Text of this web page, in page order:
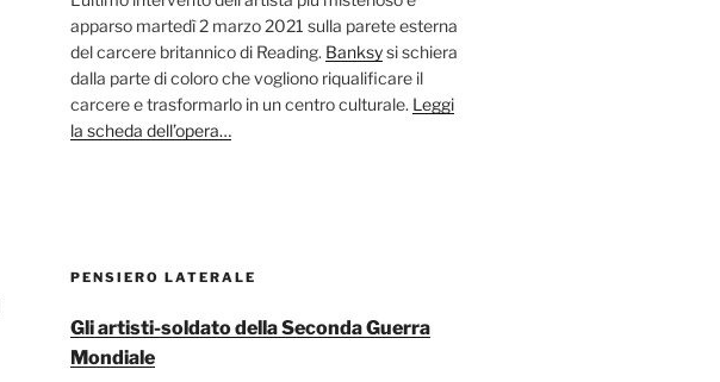
apparso martedì 2 marzo 2021 sulla parete esterna
del carcere britannico di Reading. Banksysi schiera
dalla parte di coloro che vogliono riqualificare il
carcere e trasformarlo in un centro culturale. Leggi
la scheda dell’opera…
PENSIERO LATERALE
Gli artisti-soldato della Seconda Guerra
Mondiale